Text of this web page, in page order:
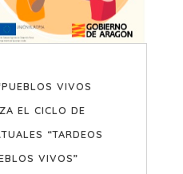
VIVOS
EL CICLO DE
“TARDEOS
VIVOS”